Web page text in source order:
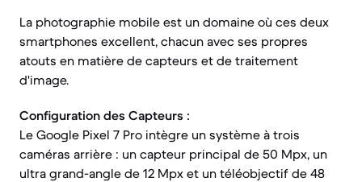
La photographie mobile est un domaine où ces deux
smartphones excellent, chacun avec ses propres
atouts en matière de capteurs et de traitement
d'image.
Configuration des Capteurs :
Le Google Pixel 7 Pro intègre un système à trois
caméras arrière : un capteur principal de 50 Mpx, un
ultra grand-angle de 12 Mpx et un téléobjectif de 48